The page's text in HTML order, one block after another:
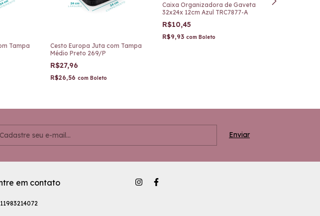
Tampa
Cesto Europa Juta com Tampa
Médio Preto 269/P
R$27,96
R$26,56 com Boleto
Caixa Organizadora de Gaveta
32x24x 12cm Azul TRC7877-A
R$10,45
R$9,93 com Boleto
em contato